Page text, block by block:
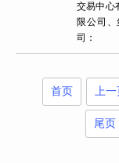
交易中心
限公司
司：
首页 上一
尾页